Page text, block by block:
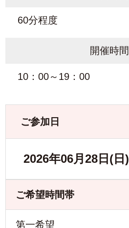
60分程度
開催時間
10：00～19：00
ご参加日
2026年06月28日(日)
ご希望時間帯
第一希望